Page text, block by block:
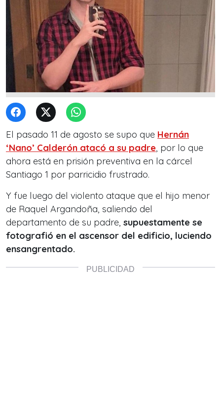
El pasado 11 de agosto se supo que Hernán
‘Nano’ Calderón atacó a su padre , por lo que
ahora está en prisión preventiva en la cárcel
Santiago 1 por parricidio frustrado.
Y fue luego del violento ataque que el hijo menor
de Raquel Argandoña, saliendo del
departamento de su padre, supuestamente se
fotografió en el ascensor del edificio, luciendo
ensangrentado.